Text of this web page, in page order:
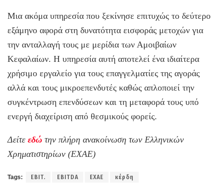
Μια ακόμα υπηρεσία που ξεκίνησε επιτυχώς το δεύτερο
εξάμηνο αφορά στη δυνατότητα εισφοράς μετοχών για
την ανταλλαγή τους με μερίδια των Αμοιβαίων
Κεφαλαίων. Η υπηρεσία αυτή αποτελεί ένα ιδιαίτερα
χρήσιμο εργαλείο για τους επαγγελματίες της αγοράς
αλλά και τους μικροεπενδυτές καθώς απλοποιεί την
συγκέντρωση επενδύσεων και τη μεταφορά τους υπό
ενεργή διαχείριση από θεσμικούς φορείς.
Δείτε εδώ την πλήρη ανακοίνωση των Ελληνικών
Χρηματιστηρίων (ΕΧΑΕ)
Tags: EBIT. ΕBITDA ΕΧΑΕ κέρδη